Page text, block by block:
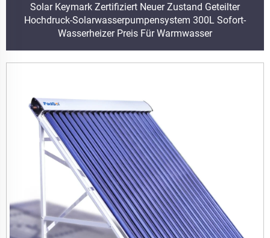
Solar Keymark Zertifiziert Neuer Zustand Geteilter
Hochdruck-Solarwasserpumpensystem 300L Sofort-
Wasserheizer Preis Für Warmwasser